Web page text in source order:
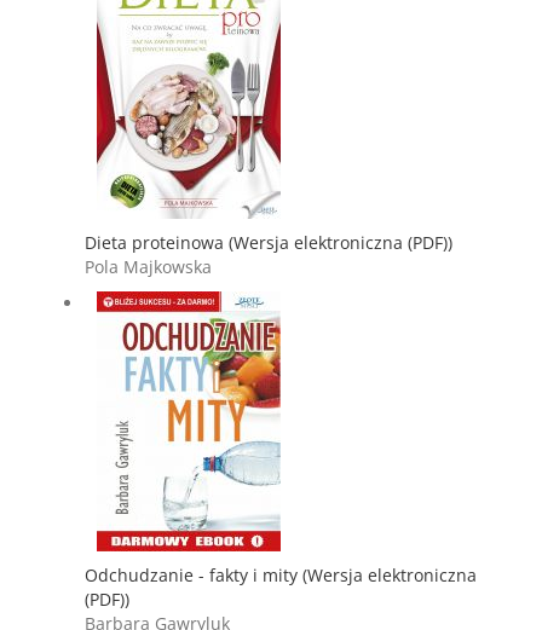
Dieta proteinowa (Wersja elektroniczna (PDF))
Pola Majkowska
Odchudzanie - fakty i mity (Wersja elektroniczna
(PDF))
Barbara Gawryluk